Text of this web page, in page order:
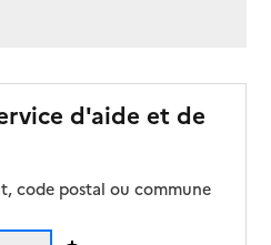
d'aide et de
code postal ou commune